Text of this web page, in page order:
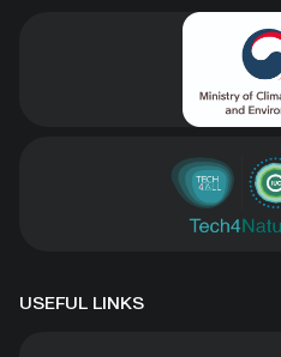
USEFUL LINKS